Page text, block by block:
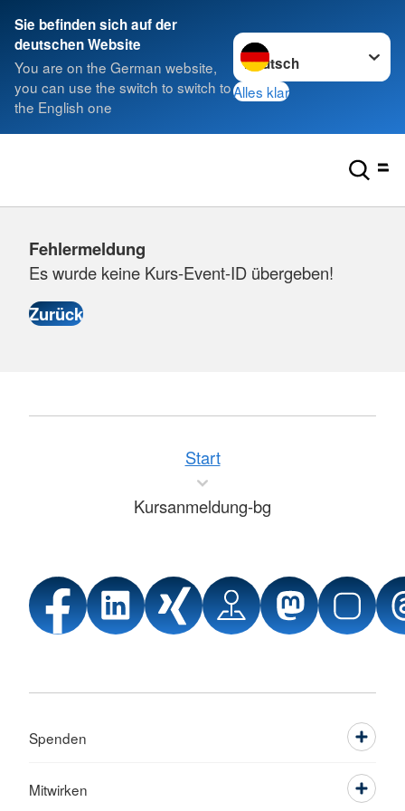
Sie befinden sich auf der
deutschen Website
You are on the German website,
you can use the switch to switch to
the English one
Sprache wechseln zu
Alles klar
Fehlermeldung
Es wurde keine Kurs-Event-ID übergeben!
Start
Kursanmeldung-bg
Spenden
Mitwirken